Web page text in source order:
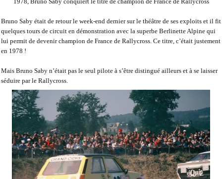
Bruno Saby était de retour le week-end dernier sur le théâtre de ses exploits et il fit
quelques tours de circuit en démonstration avec la superbe Berlinette Alpine qui
lui permit de devenir champion de France de Rallycross. Ce titre, c’était justement
en 1978 !
Mais Bruno Saby n’était pas le seul pilote à s’être distingué ailleurs et à se laisser
séduire par le Rallycross.